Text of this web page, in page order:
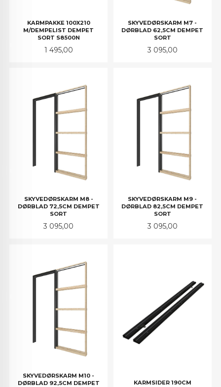
KARMPAKKE 100X210
M/DEMPELIST DEMPET
SORT S8500N
Pris
1 495,00
SKYVEDØRSKARM M7 -
DØRBLAD 62,5CM DEMPET
SORT
Pris
3 095,00
SKYVEDØRSKARM M8 -
DØRBLAD 72,5CM DEMPET
SORT
Pris
3 095,00
SKYVEDØRSKARM M9 -
DØRBLAD 82,5CM DEMPET
SORT
Pris
3 095,00
SKYVEDØRSKARM M10 -
DØRBLAD 92,5CM DEMPET
KARMSIDER 190CM